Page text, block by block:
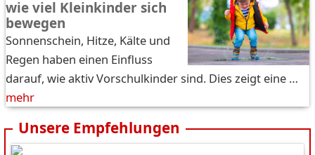
wie viel Kleinkinder sich
bewegen
Sonnenschein, Hitze, Kälte und
Regen haben einen Einfluss
darauf, wie aktiv Vorschulkinder sind. Dies zeigt eine …
mehr
Unsere Empfehlungen